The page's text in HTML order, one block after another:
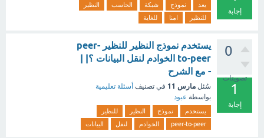
إجابة
يعد نموذج شبكة الحاسب
النظير
للنظير
امنا للغاية
0
تصويتات
1
إجابة
يستخدم نموذج النظير للنظير peer-
to-peer الخوادم لنقل البيانات ؟| |
- مع الشرح
سُئل مارس 11 في تصنيف أسئلة تعليمية
بواسطة عبود
يستخدم نموذج النظير
للنظير
peer-to-peer
الخوادم لنقل البيانات